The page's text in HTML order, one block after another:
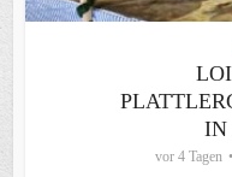
IN
vor 4 Tagen